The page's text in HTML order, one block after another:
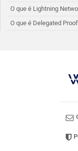
O que é Lightning
O que é Delegated